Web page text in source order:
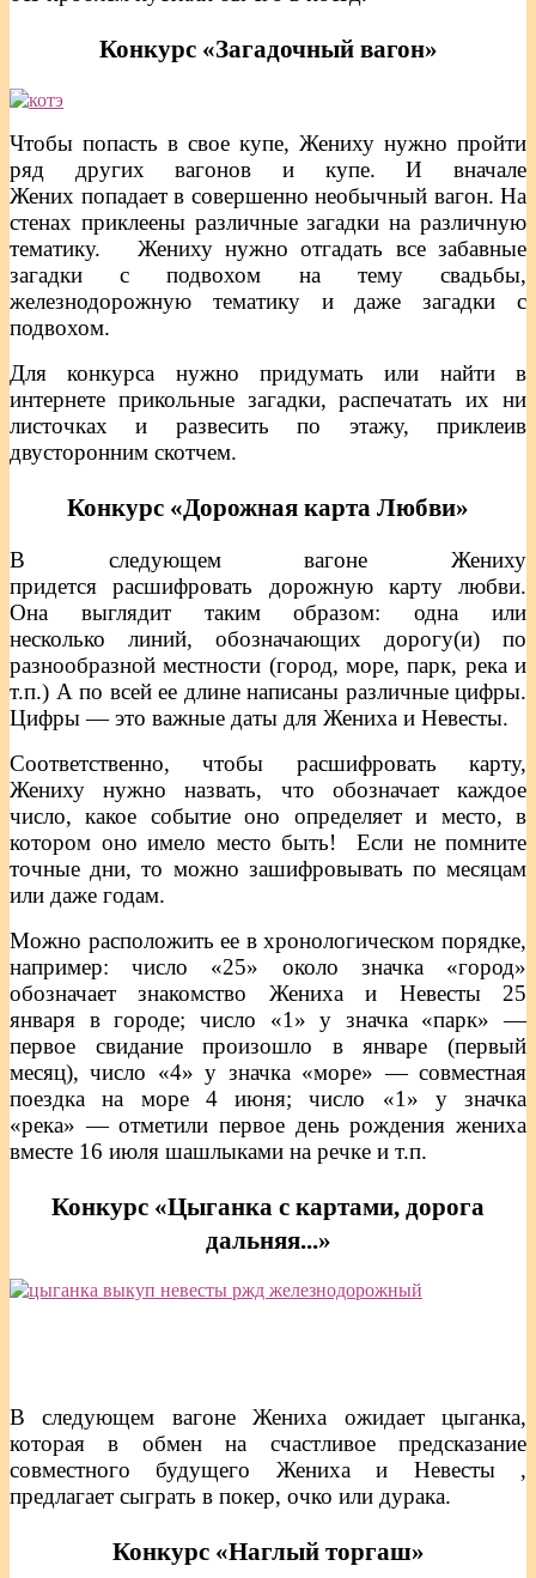
Конкурс «Загадочный вагон»
Чтобы попасть в свое купе, Жениху нужно пройти
ряд других вагонов и купе. И вначале
Жених попадает в совершенно необычный вагон. На
стенах приклеены различные загадки на различную
тематику. Жениху нужно отгадать все забавные
загадки с подвохом на тему свадьбы,
железнодорожную тематику и даже загадки с
подвохом.
Для конкурса нужно придумать или найти в
интернете прикольные загадки, распечатать их ни
листочках и развесить по этажу, приклеив
двусторонним скотчем.
Конкурс «Дорожная карта Любви»
В следующем вагоне Жениху
придется расшифровать дорожную карту любви.
Она выглядит таким образом: одна или
несколько линий, обозначающих дорогу(и) по
разнообразной местности (город, море, парк, река и
т.п.) А по всей ее длине написаны различные цифры.
Цифры — это важные даты для Жениха и Невесты.
Соответственно, чтобы расшифровать карту,
Жениху нужно назвать, что обозначает каждое
число, какое событие оно определяет и место, в
котором оно имело место быть! Если не помните
точные дни, то можно зашифровывать по месяцам
или даже годам.
Можно расположить ее в хронологическом порядке,
например: число «25» около значка «город»
обозначает знакомство Жениха и Невесты 25
января в городе; число «1» у значка «парк» —
первое свидание произошло в январе (первый
месяц), число «4» у значка «море» — совместная
поездка на море 4 июня; число «1» у значка
«река» — отметили первое день рождения жениха
вместе 16 июля шашлыками на речке и т.п.
Конкурс «Цыганка с картами, дорога
дальняя...»
В следующем вагоне Жениха ожидает цыганка,
которая в обмен на счастливое предсказание
совместного будущего Жениха и Невесты ,
предлагает сыграть в покер, очко или дурака.
Конкурс «Наглый торгаш»